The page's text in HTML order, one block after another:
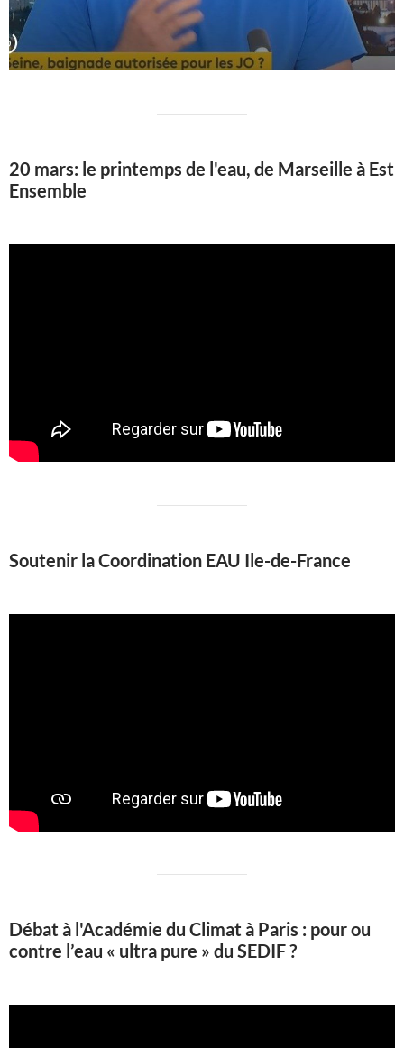
20 mars: le printemps de l'eau, de Marseille à Est
Ensemble
Soutenir la Coordination EAU Ile-de-France
Débat à l'Académie du Climat à Paris : pour ou
contre l’eau « ultra pure » du SEDIF ?